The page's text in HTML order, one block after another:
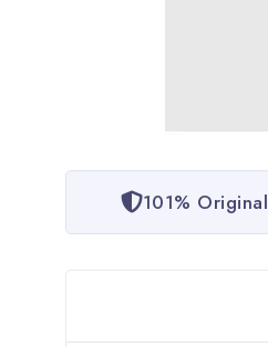
101% Original